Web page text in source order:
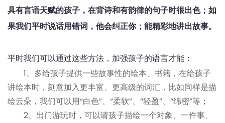
具有言语天赋的孩子，在背诗和有韵律的句子时很出色；如
果我们平时说话用错词，他会纠正你；能精彩地讲出故事。
平时我们可以通过这些方法，加强孩子的语言才能：
1、多给孩子提供一些故事性的绘本、书籍，在给孩子
讲绘本时，刻意加入更丰富、更高级的词汇，比如同样是描
绘云朵，我们可以用“白色”、“柔软”、“轻盈”、“绵密”等；
2、出门游玩时，可以请孩子描绘一个对象、一件事、